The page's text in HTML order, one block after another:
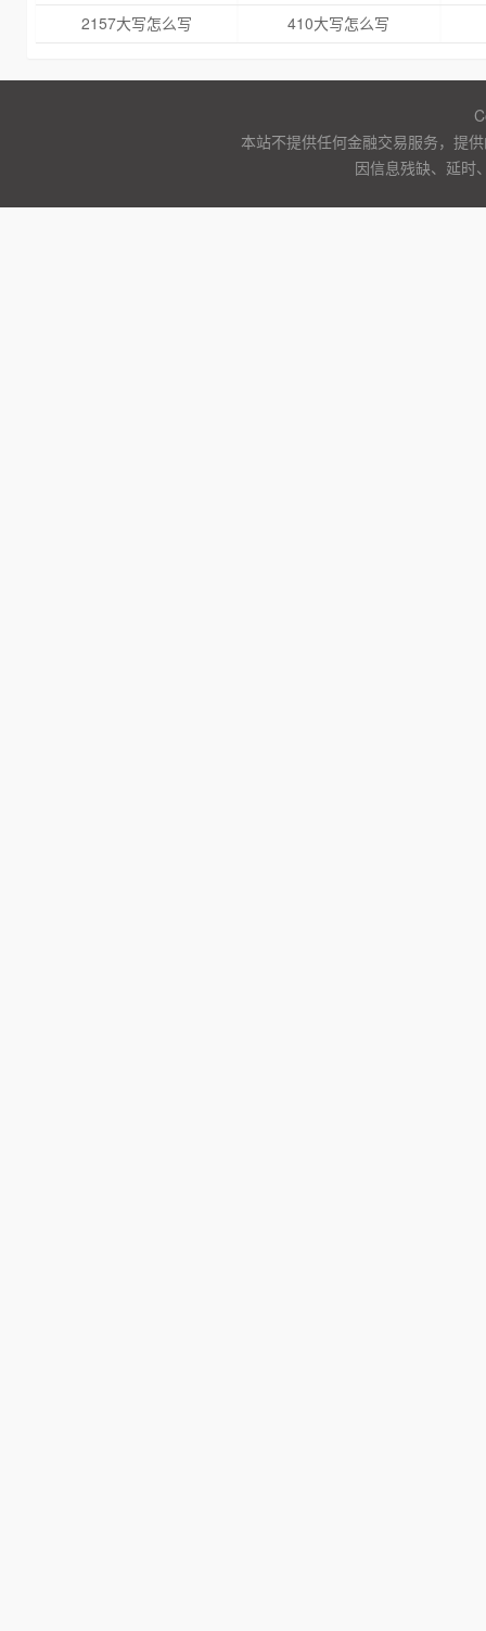
2157大写怎么写
410大写怎么写
本站不提供任何金融交易服务，提
因信息残缺、延时